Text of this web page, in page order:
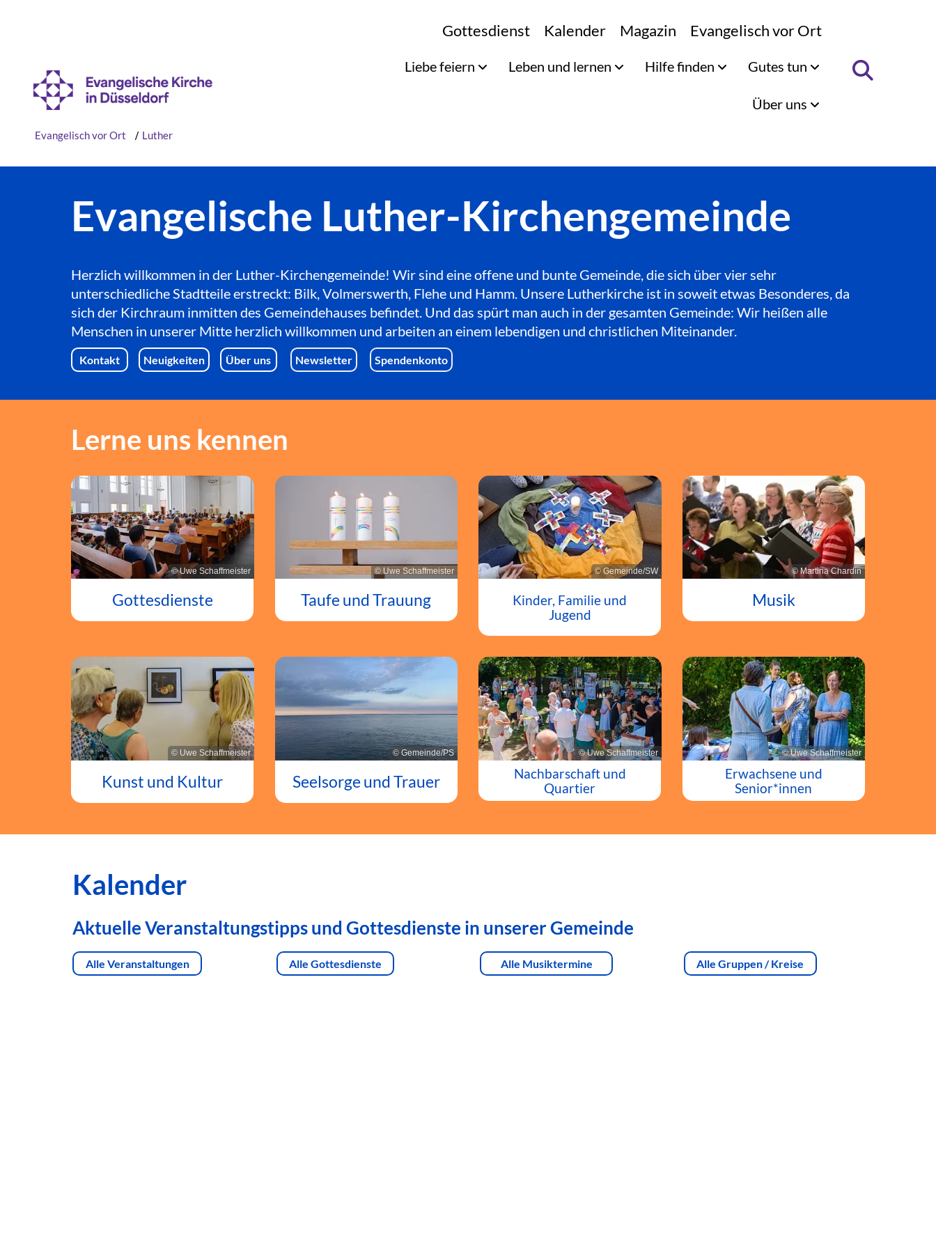
Gottesdienst Kalender Magazin Evangelisch vor Ort
Liebe feiern Leben und lernen Hilfe finden Gutes tun
Über uns
Evangelisch vor Ort / Luther
Evangelische Luther-Kirchengemeinde
Herzlich willkommen in der Luther-Kirchengemeinde! Wir sind eine offene und bunte Gemeinde, die sich über vier sehr
unterschiedliche Stadtteile erstreckt: Bilk, Volmerswerth, Flehe und Hamm. Unsere Lutherkirche ist in soweit etwas Besonderes, da
sich der Kirchraum inmitten des Gemeindehauses befindet. Und das spürt man auch in der gesamten Gemeinde: Wir heißen alle
Menschen in unserer Mitte herzlich willkommen und arbeiten an einem lebendigen und christlichen Miteinander.
Kontakt Neuigkeiten Über uns Newsletter Spendenkonto
Lerne uns kennen
© Uwe Schaffmeister
Gottesdienste
© Uwe Schaffmeister
Taufe und Trauung
© Gemeinde/SW
Kinder, Familie und
Jugend
© Martina Chardin
Musik
© Uwe Schaffmeister
Kunst und Kultur
© Gemeinde/PS
Seelsorge und Trauer
© Uwe Schaffmeister
Nachbarschaft und
Quartier
© Uwe Schaffmeister
Erwachsene und
Senior*innen
Kalender
Aktuelle Veranstaltungstipps und Gottesdienste in unserer Gemeinde
Alle Veranstaltungen Alle Gottesdienste Alle Musiktermine Alle Gruppen / Kreise